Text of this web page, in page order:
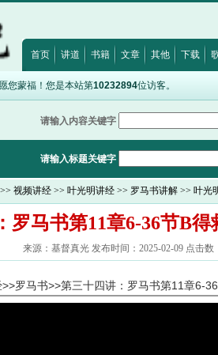
·
首页 讲道 书籍 文章 其他 下载
您蒙福！您是本站第10232894位访客。
请输入内容关键字
请输入标题关键字
>> 视频讲经 >> 叶光明讲经 >> 罗马书讲解 >> 叶光
罗马书第11章6-36节B
来源：基督真光 发布时间：2025-02-09 点击数
罗马书>>第三十四讲：罗马书第11章6-